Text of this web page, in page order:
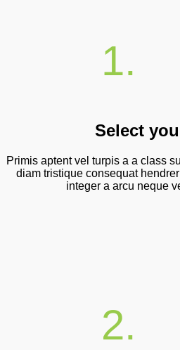
1.
Select
Primis aptent vel turpis a a class
diam tristique consequat
integer a arcu neque
2.